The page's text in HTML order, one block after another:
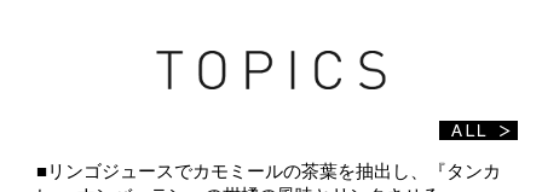
■リンゴジュースでカモミールの茶葉を抽出し、『タンカ